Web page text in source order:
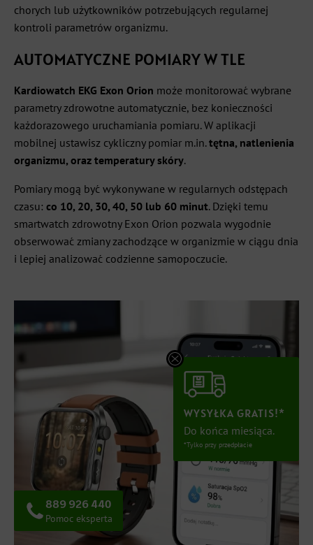
chorych lub użytkowników potrzebujących regularnej
kontroli parametrów organizmu.
AUTOMATYCZNE POMIARY W TLE
Kardiowatch EKG Exon Orion może monitorować wybrane
parametry zdrowotne automatycznie, bez konieczności
każdorazowego uruchamiania pomiaru. W aplikacji
mobilnej ustawisz cykliczny pomiar m.in.tętna, natlenienia
organizmu, oraz temperatury skóry.
Pomiary mogą być wykonywane w regularnych odstępach
czasu: co 10, 20, 30, 40, 50 lub 60 minut. Dzięki temu
smartwatch zdrowotny Exon Orion pozwala wygodnie
obserwować zmiany zachodzące w organizmie w ciągu dnia
i lepiej analizować codzienne samopoczucie.
WYSYŁKA GRATIS!*
Do końca miesiąca.
*Tylko przy przedpłacie
889 926 440
Pomoc eksperta